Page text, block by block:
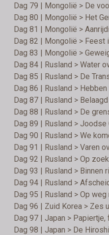
Dag 79 | Mongolië > De
Dag 80 | Mongolië > Het
Dag 81 | Mongolië >
Dag 82 | Mongolië > Feest
Dag 83 | Mongolië >
Dag 84 | Rusland > Water
Dag 85 | Rusland > De
Dag 86 | Rusland >
Dag 87 | Rusland >
Dag 88 | Rusland > De
Dag 89 | Rusland >
Dag 90 | Rusland > We
Dag 91 | Rusland > Varen
Dag 92 | Rusland > Op
Dag 93 | Rusland > Binnen
Dag 94 | Rusland >
Dag 95 | Rusland > Op weg
Dag 96 | Zuid Korea > Zes
Dag 97 | Japan >
Dag 98 | Japan > De